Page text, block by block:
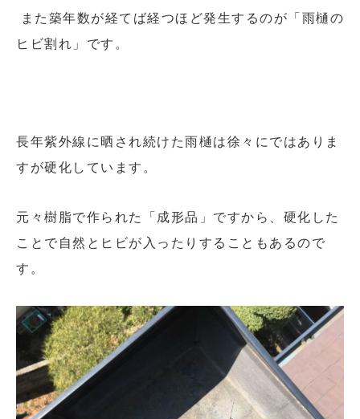
また築年数が経てば経つほど発生するのが「雨樋の
ヒビ割れ」です。
長年紫外線に晒され続けた雨樋は徐々にではありま
すが硬化しています。
元々樹脂で作られた「成形品」ですから、硬化した
ことで自然とヒビが入ったりすることもあるので
す。